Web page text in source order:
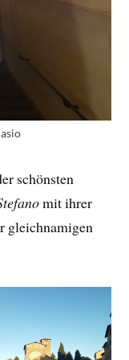
schönsten
mit ihrer
gleichnamigen